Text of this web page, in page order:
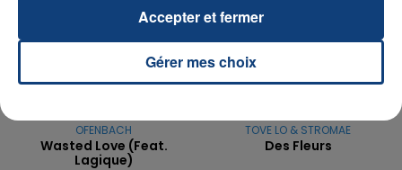
OFENBACH
Wasted Love (feat.
Lagique)
TOVE LO & STROMAE
Des Fleurs
Gérer mes choix
Accepter et fermer